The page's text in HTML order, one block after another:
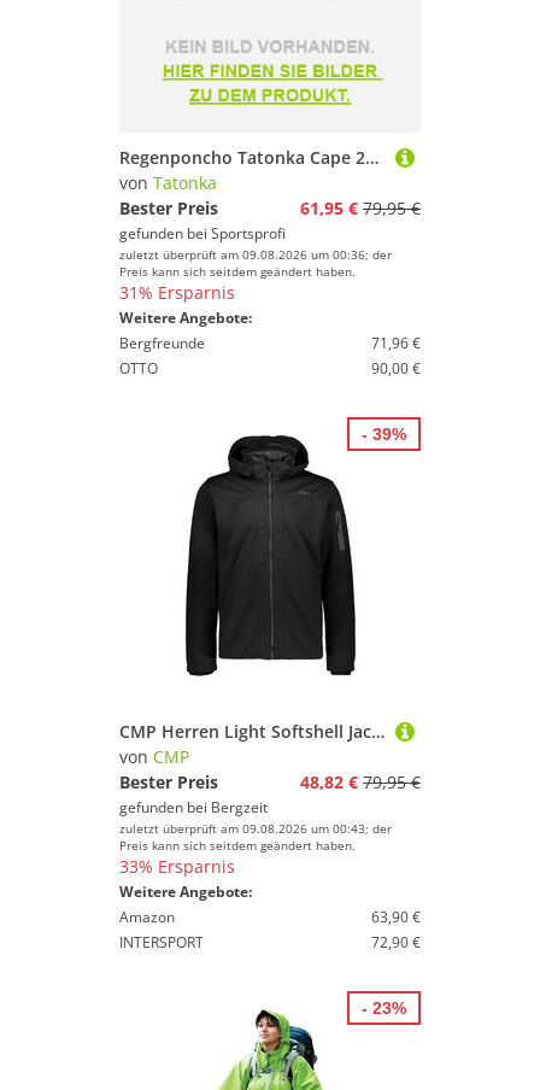
Regenponcho Tatonka Cape 2026
von Tatonka
Bester Preis
61,95 € 79,95 €
gefunden bei Sportsprofi
zuletzt überprüft am 09.08.2026 um 00:36; der
Preis kann sich seitdem geändert haben.
31% Ersparnis
Weitere Angebote:
Bergfreunde
71,96 €
OTTO
90,00 €
CMP Herren Light Softshell Jacke
von CMP
Bester Preis
48,82 € 79,95 €
gefunden bei Bergzeit
zuletzt überprüft am 09.08.2026 um 00:43; der
Preis kann sich seitdem geändert haben.
33% Ersparnis
Weitere Angebote:
Amazon
63,90 €
INTERSPORT
72,90 €
- 39%
- 23%